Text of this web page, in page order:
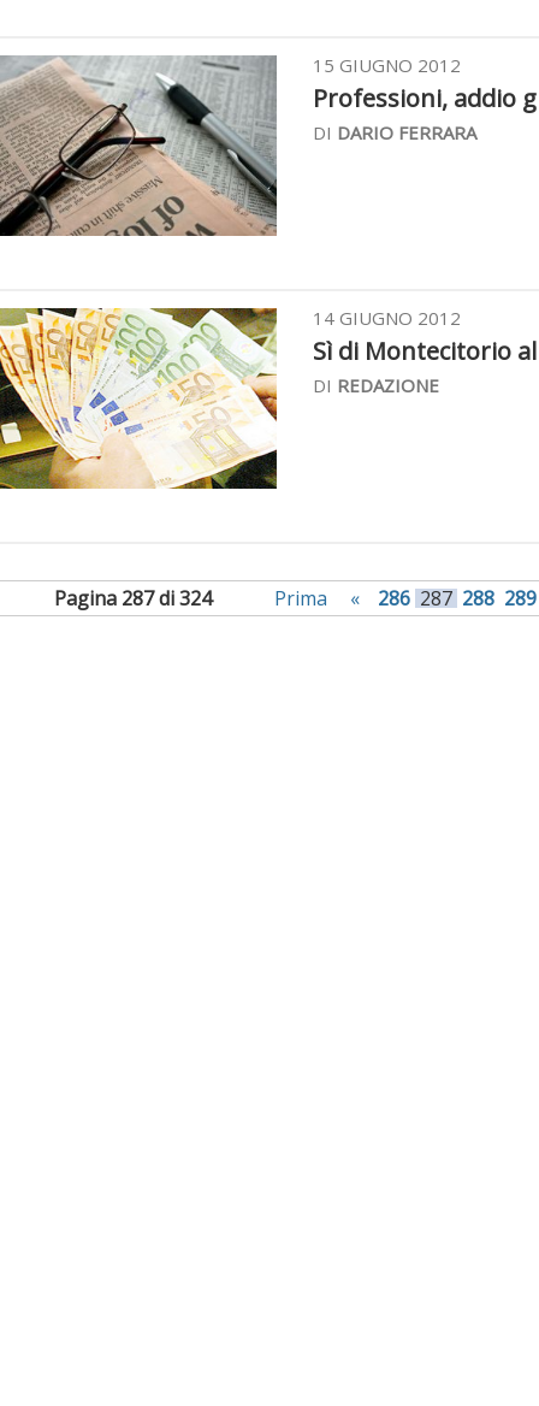
15 GIUGNO 2012
Professioni, addio
DI DARIO FERRARA
14 GIUGNO 2012
Sì di Montecitorio
DI REDAZIONE
Pagina 287 di 324 Prima « 286 287 288 289